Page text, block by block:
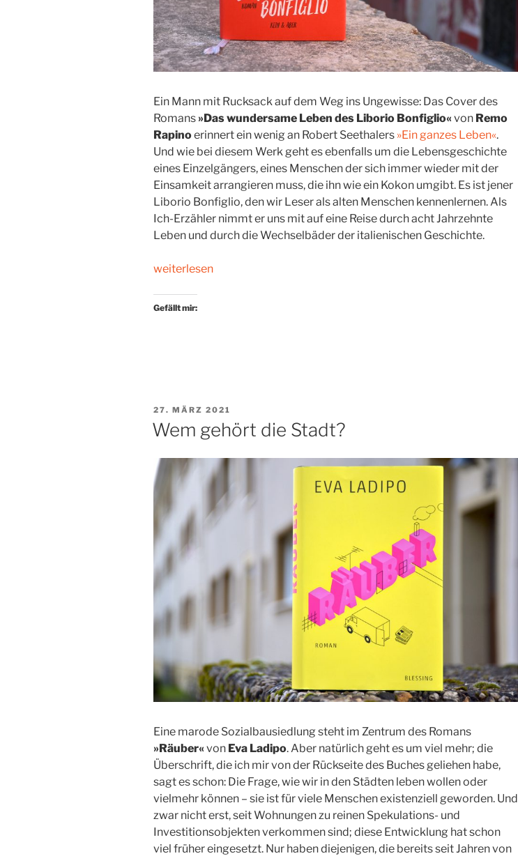
Ein Mann mit Rucksack auf dem Weg ins Ungewisse: Das Cover des
Romans »Das wundersame Leben des Liborio Bonfiglio« von Remo
Rapinoerinnert ein wenig an Robert Seethalers »Ein ganzes Leben«.
Und wie bei diesem Werk geht es ebenfalls um die Lebensgeschichte
eines Einzelgängers, eines Menschen der sich immer wieder mit der
Einsamkeit arrangieren muss, die ihn wie ein Kokon umgibt. Es ist jener
Liborio Bonfiglio, den wir Leser als alten Menschen kennenlernen. Als
Ich-Erzähler nimmt er uns mit auf eine Reise durch acht Jahrzehnte
Leben und durch die Wechselbäder der italienischen Geschichte.
„Die
seines
weiterlesen
Gefällt mir:
VERÖFFENTLICHT
AM
27. MÄRZ 2021
Wem gehört die Stadt?
Eine marode Sozialbausiedlung steht im Zentrum des Romans
»Räuber« von Eva Ladipo. Aber natürlich geht es um viel mehr; die
Überschrift, die ich mir von der Rückseite des Buches geliehen habe,
sagt es schon: Die Frage, wie wir in den Städten leben wollen oder
vielmehr können – sie ist für viele Menschen existenziell geworden. Und
zwar nicht erst, seit Wohnungen zu reinen Spekulations- und
Investitionsobjekten verkommen sind; diese Entwicklung hat schon
viel früher eingesetzt. Nur haben diejenigen, die bereits seit Jahren von